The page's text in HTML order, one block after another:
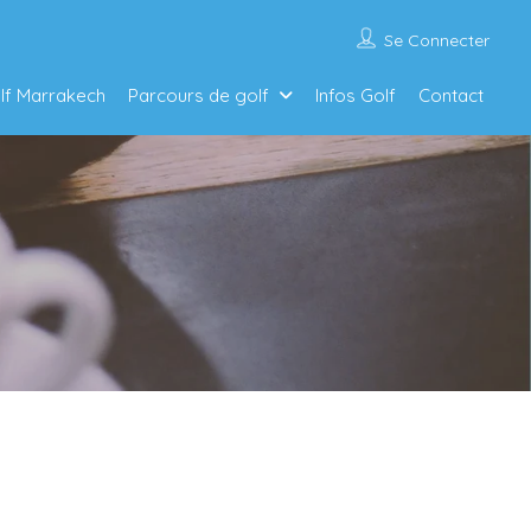
Se Connecter
Marrakech Parcours de golf Infos Golf Contact